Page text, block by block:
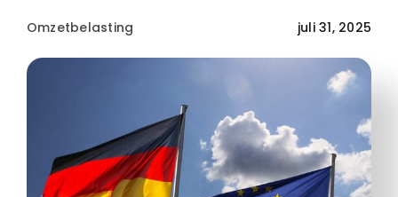
Omzetbelasting juli 31, 2025